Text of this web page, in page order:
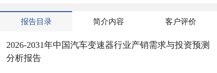
报告目录 简介内容 客户评价
2026-2031年中国汽车变速器行业产销需求与投资预测
分析报告